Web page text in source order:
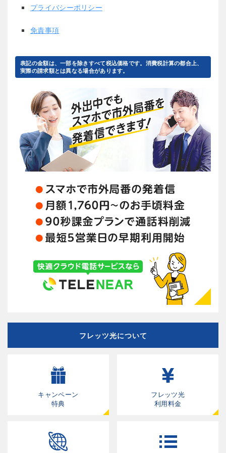
プライバシーポリシー
免責事項
表記の金額は、一部を除きすべて税込価格です。消費税計算の都合上、
実際の請求額とは異なる場合があります。
フレッツ光について
キャンペーン
特典
フレッツ光
利用料金